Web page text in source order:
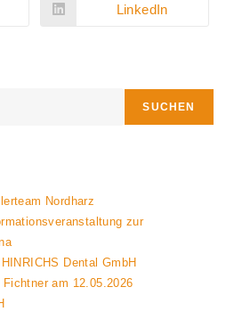
Öffnet
LinkedIn
SUCHEN
Nordharz
zur
Dental GmbH
am 12.05.2026